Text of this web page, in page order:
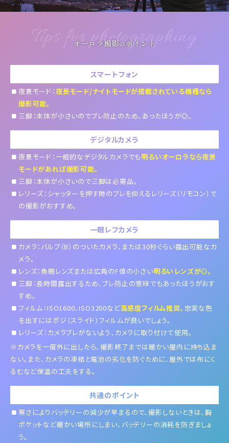
Tips for photographing
オーロラ撮影のポイント
スマートフォン
夜景モード： 夜景モード/ナイトモードが搭載されている機種なら
撮影可能。
三脚：本体が小さいのでブレ防止のため、あったほうが◎。
デジタルカメラ
夜景モード：一般的なデジタルカメラでも明るいオーロラなら夜景
モードがあれば撮影可能。
三脚：本体が小さいので三脚は必需品。
レリーズ：シャッターを押す時のブレを抑えるレリーズ（リモコン）で
の撮影がおすすめ。
一眼レフカメラ
カメラ：バルブ（B）のついたカメラ、または30秒ぐらい露出可能なカ
メラ。
レンズ：魚眼レンズまたは広角のF値の小さい明るいレンズが◎。
三脚：長時間露出するため、ブレ防止の意味でもあったほうがおす
すめ。
フィルム：ISO1600、ISO3200など高感度フィルム推奨。 忠実な色
を出すにはポジ（スライド）フィルムが良いでしょう。
レリーズ：カメラブレがないよう、カメラに取り付けて使用。
※カメラを一度外に出したら、撮影終了までは暖かい屋内に持ち込ま
ない。また、カメラの凍結と電池の劣化を防ぐために、屋外では布にく
るむなど保温の工夫をする。
共通のポイント
寒さによりバッテリーの減少が早まるので、撮影しないときは、胸
ポケットなど暖かい場所にしまい、バッテリーの消耗を防ぎましょ
う。